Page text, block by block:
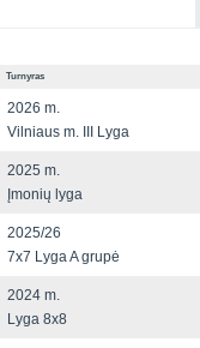
Turnyras
2026 m.
Vilniaus m. III Lyga
2025 m.
Įmonių lyga
2025/26
7x7 Lyga A grupė
2024 m.
Lyga 8x8